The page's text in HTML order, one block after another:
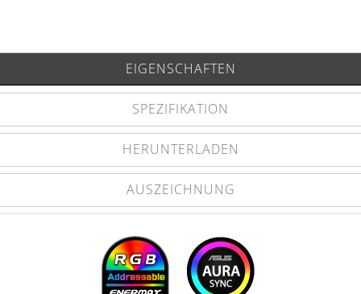
EIGENSCHAFTEN
SPEZIFIKATION
HERUNTERLADEN
AUSZEICHNUNG